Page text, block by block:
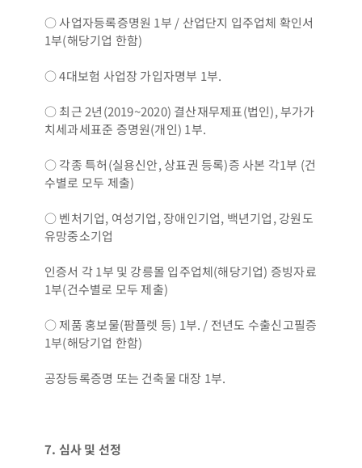
○ 사업자등록증명원 1부 / 산업단지 입주업체 확인서
1부(해당기업 한함)
○ 4대보험 사업장 가입자명부 1부.
○ 최근 2년(2019~2020) 결산재무제표(법인), 부가가
치세과세표준 증명원(개인) 1부.
○ 각종 특허(실용신안, 상표권 등록)증 사본 각1부 (건
수별로 모두 제출)
○ 벤처기업, 여성기업, 장애인기업, 백년기업, 강원도
유망중소기업
인증서 각 1부 및 강릉몰 입주업체(해당기업) 증빙자료
1부(건수별로 모두 제출)
○ 제품 홍보물(팜플렛 등) 1부. / 전년도 수출신고필증
1부(해당기업 한함)
공장등록증명 또는 건축물 대장 1부.
7. 심사 및 선정